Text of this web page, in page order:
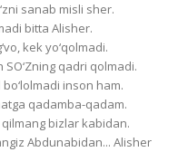
sanab misli sher.
bitta Alisher.
kek yo‘qolmadi.
qadri qolmadi.
inson ham.
qadamba-qadam.
bizlar kabidan.
Abdunabidan... Alisher